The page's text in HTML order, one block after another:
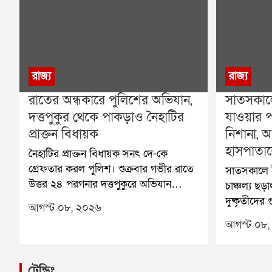
রাজ্য
রাতের অন্ধকারে পুলিশের অভিযান,
দত্তপুকুর থেকে পাকড়াও নৈহাটির
প্রাক্তন বিধায়ক
নৈহাটির প্রাক্তন বিধায়ক সনৎ দে-কে
গ্রেফতার করল পুলিশ। শুক্রবার গভীর রাতে
উত্তর ২৪ পরগনার দত্তপুকুরে অভিযান
চালিয়ে তাঁকে পাকড়াও করা হয়। তাঁর
বিরুদ্ধে তোলাবাজি এবং ভোট পরবর্তী
জানা গিয়েছে। শনিবার তাঁকে বারাকপুর
আদালতে তোলা হবে।২০২৪ সালের
আগস্ট ০৮, ২০২৬
রাজ্য
যাওয়ার
নিশানা,
সাতসকালে
চাঞ্চল্য
প্রধান
মাদারিপুর
গুলিবিদ্ধ
আগস্ট